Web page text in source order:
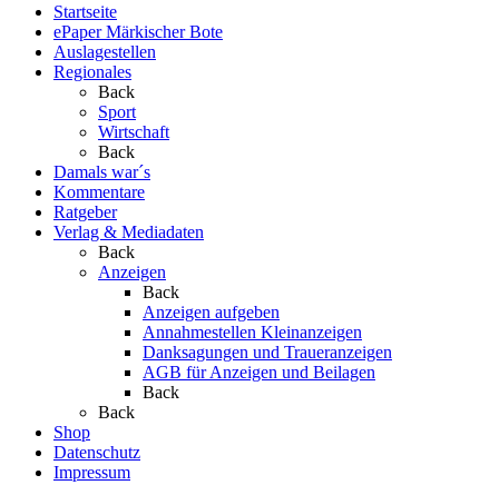
Startseite
ePaper Märkischer Bote
Auslagestellen
Regionales
Back
Sport
Wirtschaft
Back
Damals war´s
Kommentare
Ratgeber
Verlag & Mediadaten
Back
Anzeigen
Back
Anzeigen aufgeben
Annahmestellen Kleinanzeigen
Danksagungen und Traueranzeigen
AGB für Anzeigen und Beilagen
Back
Back
Shop
Datenschutz
Impressum